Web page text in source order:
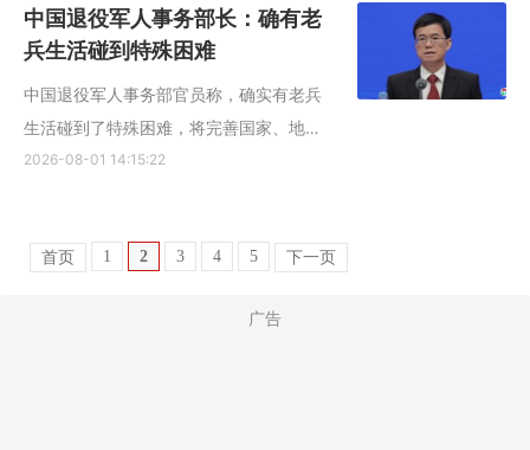
委书记周奎。 据澎湃新闻报道，湖南省教
育厅近日发布公告称，已对2026年湖南省
中国退役军人事务部长：确有老
兵生活碰到特殊困难
中国退役军人事务部官员称，确实有老兵
生活碰到了特殊困难，将完善国家、地方
立体多元的帮扶体系，解决困难退役军人
推动“十五五”时期退役军人工作高质量发展
2026-08-01 14:15:22
首页 1 2 3 4 5 下一页